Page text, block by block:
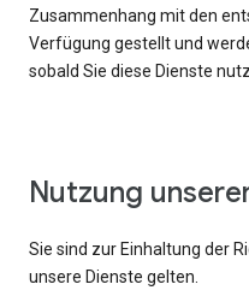
Zusammenhang mit den
Verfügung gestellt und
sobald Sie diese Dienste
Nutzung
Sie sind zur Einhaltung der
unsere Dienste gelten.